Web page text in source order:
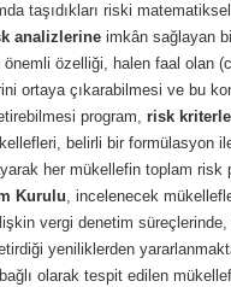
taşıdıkları riski
analizlerine imkân sağlayan
önemli özelliği, halen faal olan
ortaya çıkarabilmesi ve bu
program,risk
belirli bir formülasyon
her mükellefin toplam risk
Kurulu, incelenecek
vergi denetim
yeniliklerden
olarak tespit edilen